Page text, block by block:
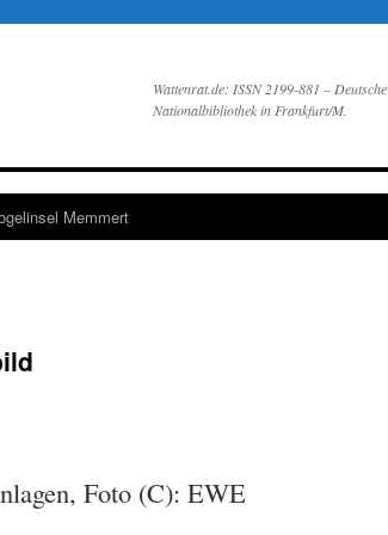
Wattenrat.de: ISSN 2199-881 – Deutsche
Nationalbibliothek in Frankfurt/M.
Memmert
Foto (C): EWE